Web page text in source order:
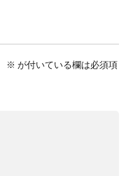
※ が付いている欄は必須項